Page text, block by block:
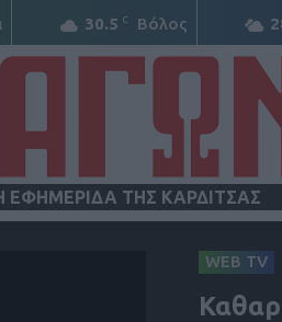
30.5 C Βόλος
ΤΗΣ ΚΑΡΔΙΤΣΑΣ
WEB TV